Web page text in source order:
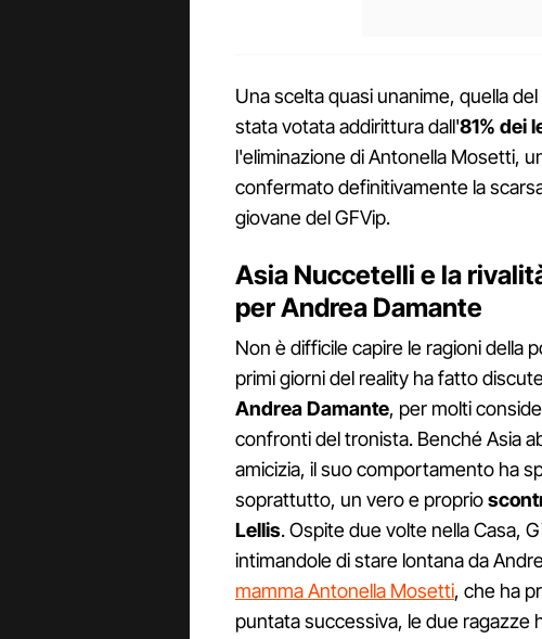
Una scelta quasi unanime, quella
stata votata addirittura dall'81% dei
l'eliminazione di Antonella Mosetti,
confermato definitivamente la
giovane del GFVip.
Asia Nuccetelli e la
per Andrea Damante
Non è difficile capire le ragioni della
primi giorni del reality ha fatto
Andrea Damante, per molti
confronti del tronista. Benché Asia
amicizia, il suo comportamento ha
soprattutto, un vero e proprio
Lellis. Ospite due volte nella Casa,
intimandole di stare lontana da
mamma Antonella Mosetti, che ha
puntata successiva, le due ragazze